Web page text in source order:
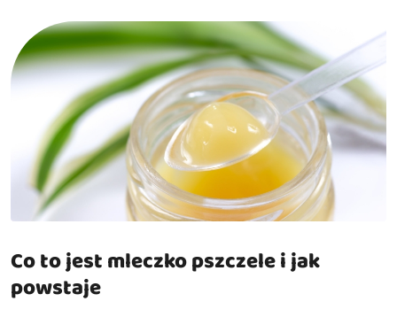
Co to jest mleczko pszczele i jak
powstaje